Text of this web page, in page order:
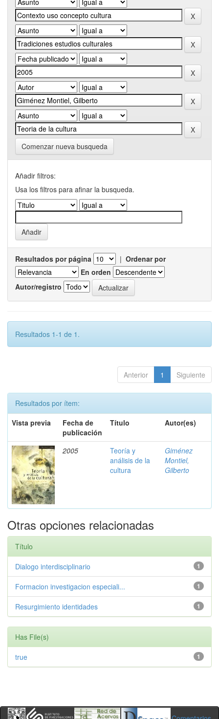
Comenzar nueva busqueda
Añadir filtros:
Usa los filtros para afinar la busqueda.
Resultados por página | Ordenar por
En orden
Autor/registro
Resultados 1-1 de 1.
Anterior 1 Siguiente
Resultados por ítem:
Vista previa
Fecha de
publicación
Título Autor(es)
2005
Teoría y
análisis de la
cultura
Giménez
Montiel,
Gilberto
Otras opciones relacionadas
Título
1
Dialogo interdisciplinario
1
Formacion investigacion especiali...
1
Resurgimiento identidades
Has File(s)
1
true